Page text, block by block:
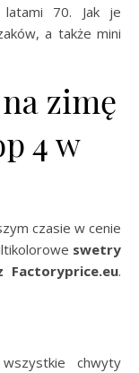
latami 70. Jak je
a także mini
zimę
4 w
czasie w cenie
swetry
.
chwyty